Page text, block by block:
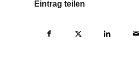
Eintrag teilen